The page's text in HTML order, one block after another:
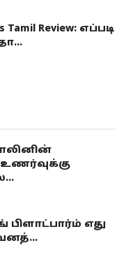
Tamil Review: எப்படி
பிளாட்பார்ம் எது